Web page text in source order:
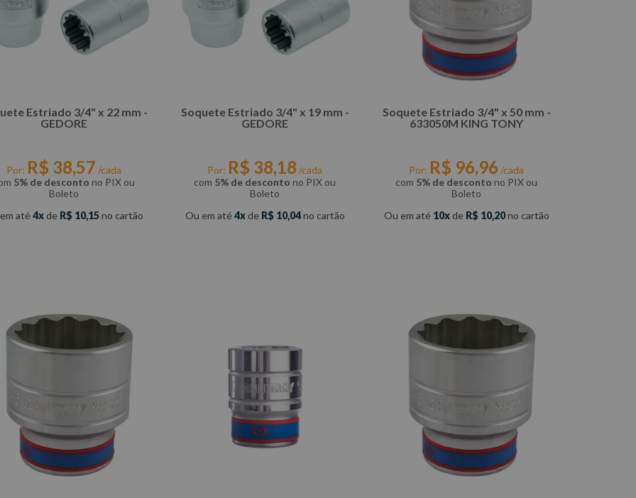
Estriado 3/4" x 22 mm -
GEDORE
Por: R$ 38,57 /cada
5% de desconto no PIX ou
Boleto
até4 de R$ 10,15no cartão
Soquete Estriado 3/4" x 19 mm -
GEDORE
Por: R$ 38,18 /cada
com 5% de desconto no PIX ou
Boleto
Ou em até 4 de R$ 10,04no cartão
Soquete Estriado 3/4" x 50 mm -
633050M KING TONY
Por: R$ 96,96 /cada
com 5% de desconto no PIX ou
Boleto
Ou em até 10 de R$ 10,20no cartão